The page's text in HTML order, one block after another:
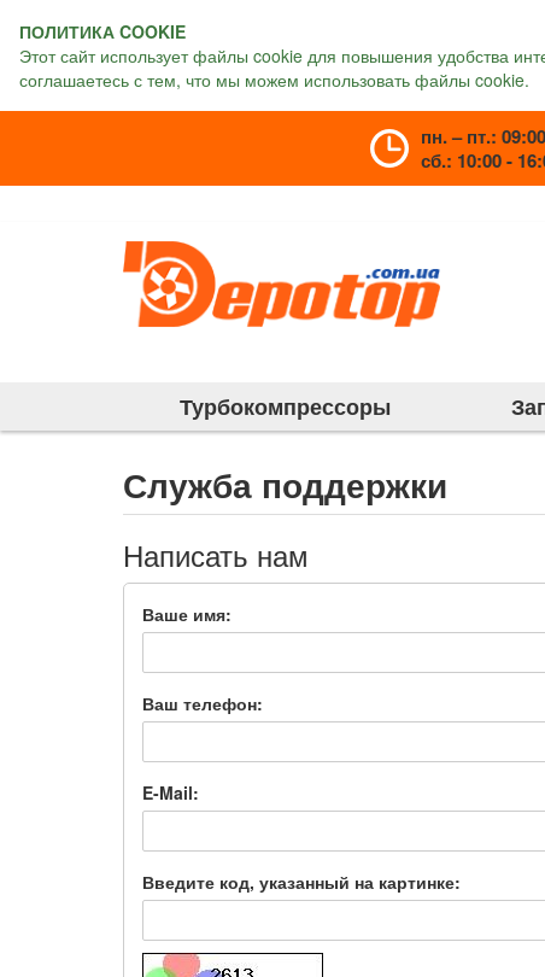
ПОЛИТИКА COOKIE
Этот сайт использует файлы cookie для повышения удобства
соглашаетесь с тем, что мы можем использовать файлы cookie.
пн. – пт.:
сб.: 10:00 -
Турбокомпрессоры
Служба поддержки
Написать нам
Ваше имя:
Ваш телефон:
E-Mail:
Введите код, указанный на картинке: